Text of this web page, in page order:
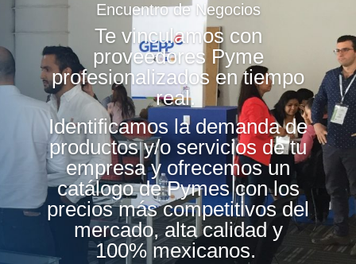
Encuentro de Negocios
Te vinculamos con
proveedores Pyme
profesionalizados en tiempo
real.
Identificamos la demanda de
productos y/o servicios de tu
empresa y ofrecemos un
catálogo de Pymes con los
precios más competitivos del
mercado, alta calidad y
100% mexicanos.